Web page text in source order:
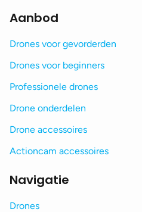
Aanbod
Drones voor gevorderden
Drones voor beginners
Professionele drones
Drone onderdelen
Drone accessoires
Actioncam accessoires
Navigatie
Drones